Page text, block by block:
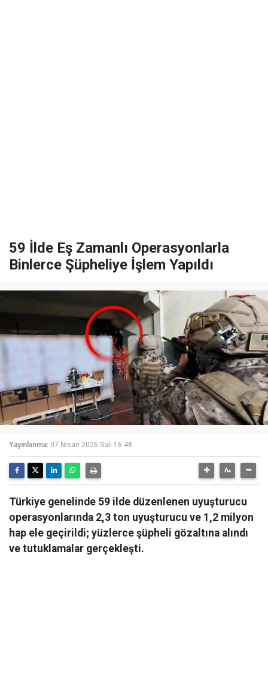
59 İlde Eş Zamanlı Operasyonlarla
Binlerce Şüpheliye İşlem Yapıldı
Yayınlanma: 07 Nisan 2026 Salı 16:48
Türkiye genelinde 59 ilde düzenlenen uyuşturucu
operasyonlarında 2,3 ton uyuşturucu ve 1,2 milyon
hap ele geçirildi; yüzlerce şüpheli gözaltına alındı
ve tutuklamalar gerçekleşti.